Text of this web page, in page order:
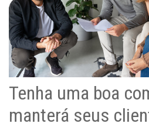
Tenha uma boa
manterá seus